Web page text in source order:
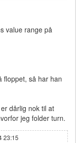
value range på
floppet, så har han
dårlig nok til at
jeg folder turn.
23:15